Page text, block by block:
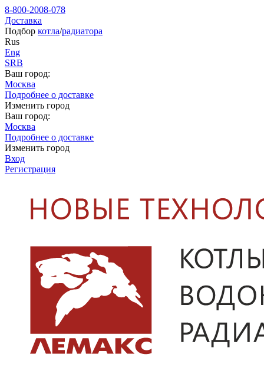
8-800-2008-078
Доставка
Подбор котла/радиатора
Rus
Eng
SRB
Ваш город:
Москва
Подробнее о доставке
Изменить город
Ваш город:
Москва
Подробнее о доставке
Изменить город
Вход
Регистрация